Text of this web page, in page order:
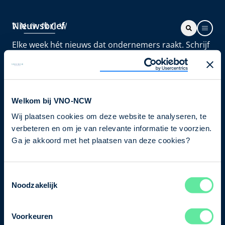
Welkom bij VNO-NCW
Wij plaatsen cookies om deze website te analyseren, te
verbeteren en om je van relevante informatie te voorzien.
Ga je akkoord met het plaatsen van deze cookies?
Noodzakelijk
Voorkeuren
Nieuwsbrief
Elke week hét nieuws dat ondernemers raakt. Schrijf
je nu in voor de VNO-NCW nieuwsbrief.
Schrijf je in
Direct naar
Ons verhaal
Bezuidenhoutseweg 12
T+31 70 349 03 49